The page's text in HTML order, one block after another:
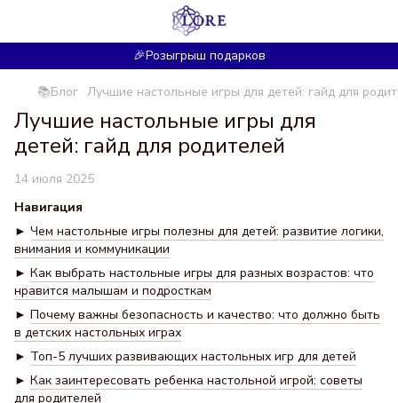
🎉Розыгрыш подарков
📚Блог Лучшие настольные игры для детей: гайд для
Лучшие настольные игры для
детей: гайд для родителей
14 июля 2025
Навигация
► Чем настольные игры полезны для детей: развитие логики,
внимания и коммуникации
► Как выбрать настольные игры для разных возрастов: что
нравится малышам и подросткам
► Почему важны безопасность и качество: что должно быть
в детских настольных играх
► Топ-5 лучших развивающих настольных игр для детей
► Как заинтересовать ребенка настольной игрой: советы
для родителей